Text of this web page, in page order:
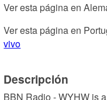
Ver esta página en
Ver esta página en
vivo
Descripción
BBN Radio - WYHW is